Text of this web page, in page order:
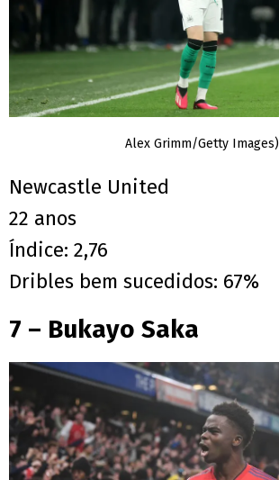
Alex Grimm/Getty Images)
Newcastle United
22 anos
Índice: 2,76
Dribles bem sucedidos: 67%
7 – Bukayo Saka